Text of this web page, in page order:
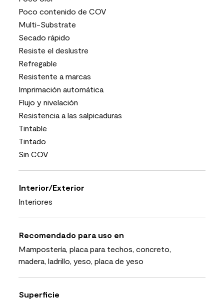
Poco contenido de COV
Multi-Substrate
Secado rápido
Resiste el deslustre
Refregable
Resistente a marcas
Imprimación automática
Flujo y nivelación
Resistencia a las salpicaduras
Tintable
Tintado
Sin COV
Interior/Exterior
Interiores
Recomendado para uso en
Mampostería, placa para techos, concreto,
madera, ladrillo, yeso, placa de yeso
Superficie